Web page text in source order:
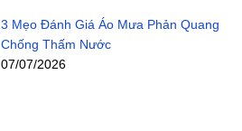
3 Mẹo Đánh Giá Áo Mưa Phản Quang
Chống Thấm Nước
07/07/2026